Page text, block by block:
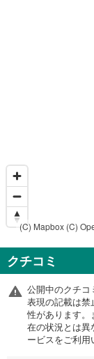
(C) Mapbox (C)
クチコミ
公開中のクチコ
表現の記載は
性があります
在の状況とは異
ービスをご利用